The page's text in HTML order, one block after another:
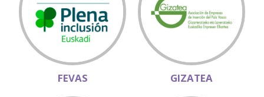
FEVAS GIZATEA